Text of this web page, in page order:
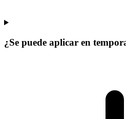
¿Se puede aplicar en